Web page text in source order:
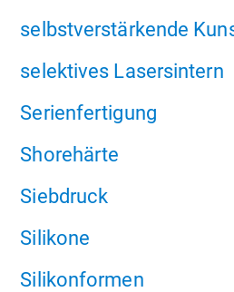
selbstverstärkende
selektives Lasersintern
Serienfertigung
Shorehärte
Siebdruck
Silikone
Silikonformen